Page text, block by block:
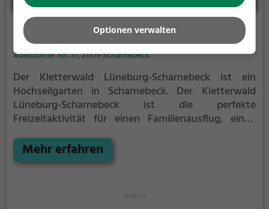
Kletterwald Lüneburg-Scharnebeck
Adendorfer Str. 31, 21379 Scharnebeck
Der Kletterwald Lüneburg-Scharnebeck ist ein
Hochseilgarten in Scharnebeck. Der Kletterwald
Lüneburg-Scharnebeck ist die perfekte
Freizeitaktivität für einen Familienausflug, einen
Zwischen den Bäumen, mehrere Meter über dem
Erdboden erwartet dich eine Welt voller Abenteuer
Mehr erfahren
Optionen verwalten